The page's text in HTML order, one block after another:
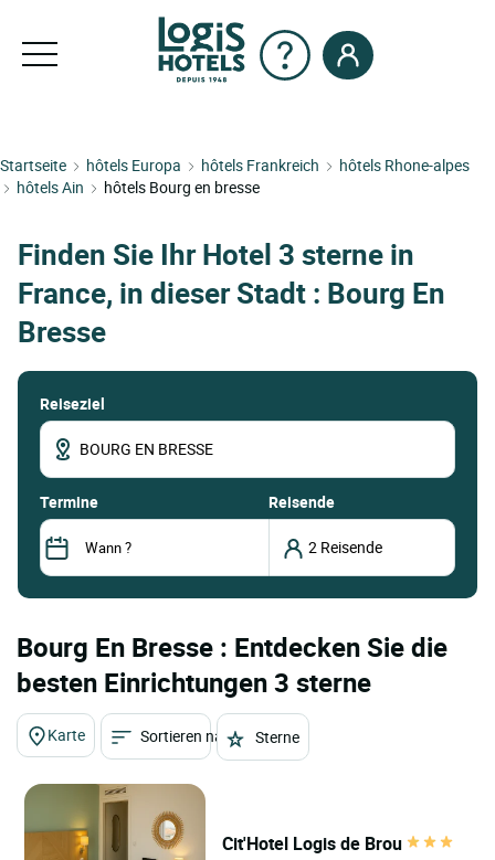
Startseite hôtels Europa hôtels Frankreich
hôtels Rhone-alpes
hôtels Ain
hôtels Bourg en bresse
Finden Sie Ihr Hotel 3 sterne in
France, in dieser Stadt : Bourg En
Bresse
Reiseziel
termine Reisende
Bourg En Bresse : Entdecken Sie die
besten Einrichtungen 3 sterne
Karte Sortieren nach Sterne
Cit'Hotel Logis de Brou